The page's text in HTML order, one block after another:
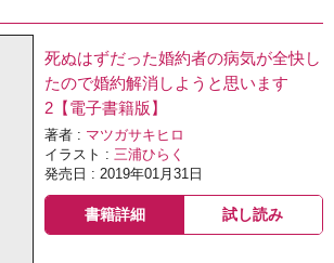
死ぬはずだった婚約者の病気が全快し
たので婚約解消しようと思います
2【電子書籍版】
著者 : マツガサキヒロ
イラスト :三浦ひらく
発売日 : 2019年01月31日
書籍詳細 試し読み